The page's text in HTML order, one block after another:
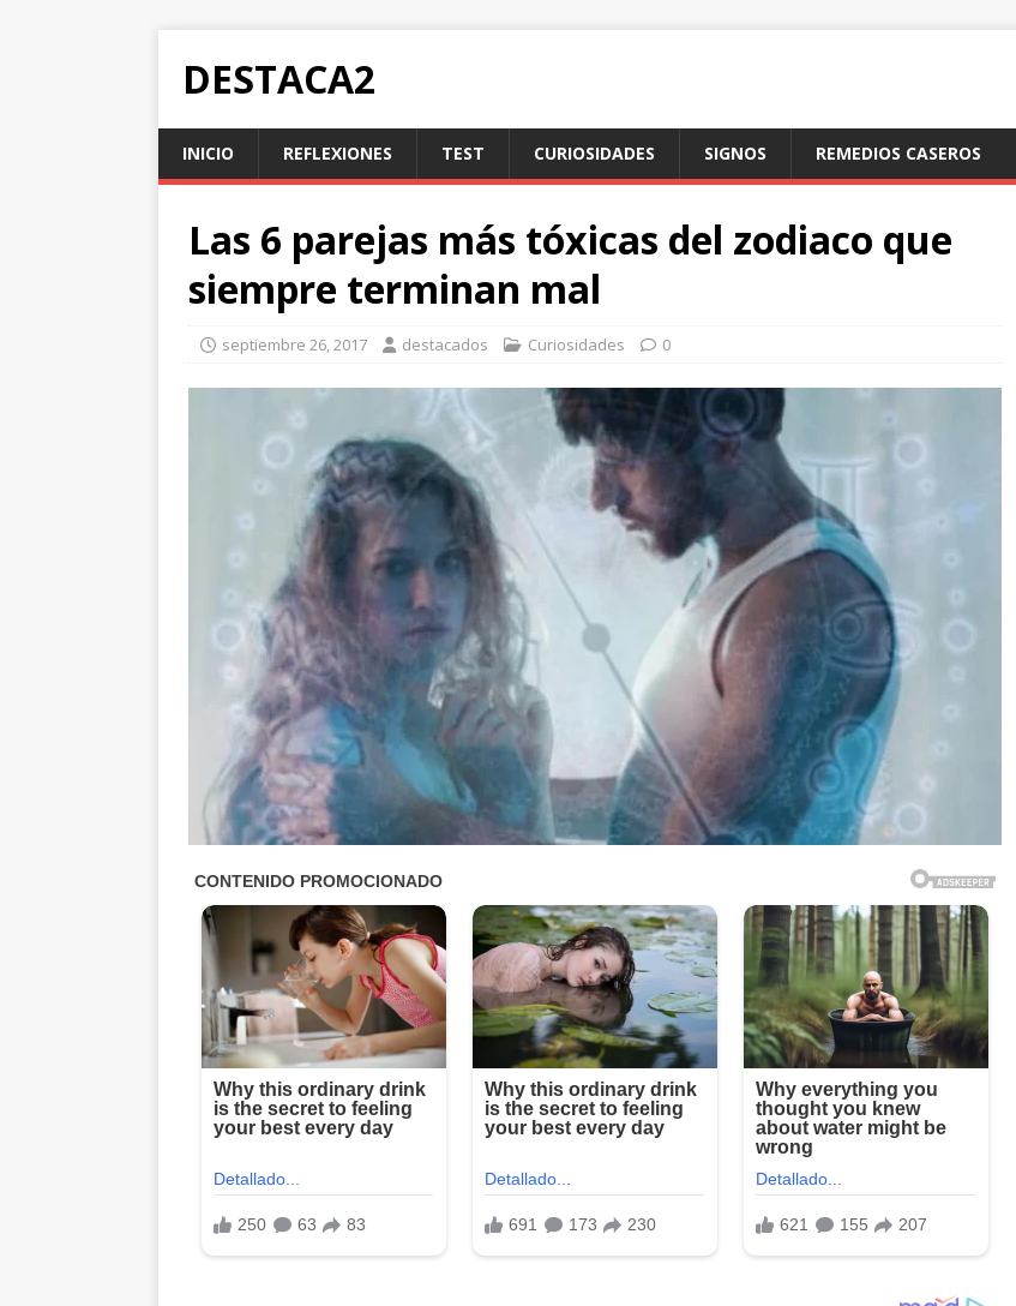
DESTACA2
INICIO REFLEXIONES TEST CURIOSIDADES SIGNOS REMEDIOS CASEROS
Las 6 parejas más tóxicas del zodiaco que
siempre terminan mal
septiembre 26, 2017 destacados Curiosidades 0